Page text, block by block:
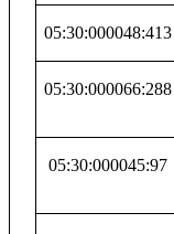
05:30:000048:413
05:30:000066:288
05:30:000045:97